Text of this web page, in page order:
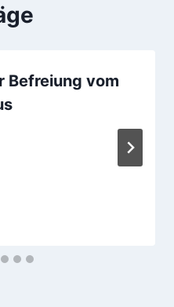
Befreiung vom